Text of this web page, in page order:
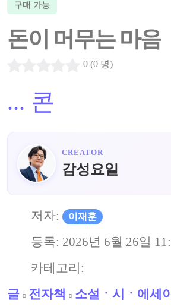
구매 가능
돈이 머무는 마음
0 (0 명)
... 콘
CREATOR
감성요일
저자: 이재훈
등록: 2026년 6월 26일
카테고리:
글
전자책 소설ㆍ시ㆍ에세